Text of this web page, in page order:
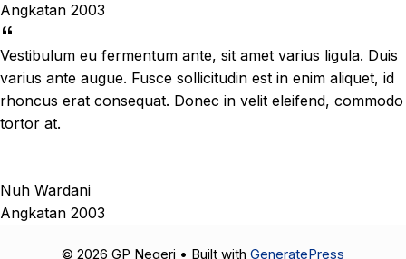
Angkatan 2003
Vestibulum eu fermentum ante, sit amet varius ligula. Duis
varius ante augue. Fusce sollicitudin est in enim aliquet, id
rhoncus erat consequat. Donec in velit eleifend, commodo
tortor at.
Nuh Wardani
Angkatan 2003
© 2026 GP Negeri • Built with GeneratePress